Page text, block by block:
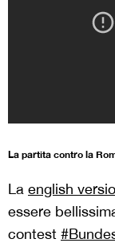
La partita contro la
La english
essere
contest